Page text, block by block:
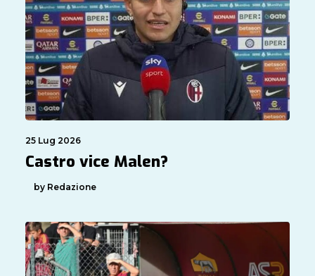
25 Lug 2026
Castro vice Malen?
by Redazione